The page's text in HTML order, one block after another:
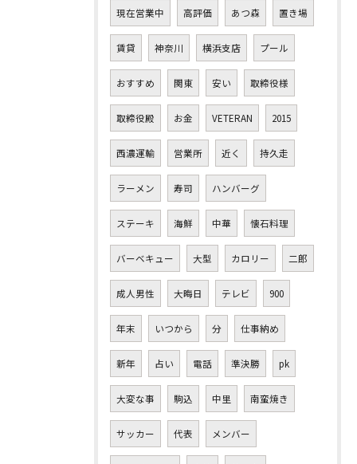
現在営業中 高評価 あつ森 置き場
賃貸 神奈川 横浜支店 プール
おすすめ 関東 安い 取締役様
取締役殿 お金 VETERAN 2015
西濃運輸 営業所 近く 持久走
ラーメン 寿司 ハンバーグ
ステーキ 海鮮 中華 懐石料理
バーベキュー 大型 カロリー 二郎
成人男性 大晦日 テレビ 900
年末 いつから 分 仕事納め
新年 占い 電話 準決勝 pk
大変な事 駒込 中里 南蛮焼き
サッカー 代表 メンバー